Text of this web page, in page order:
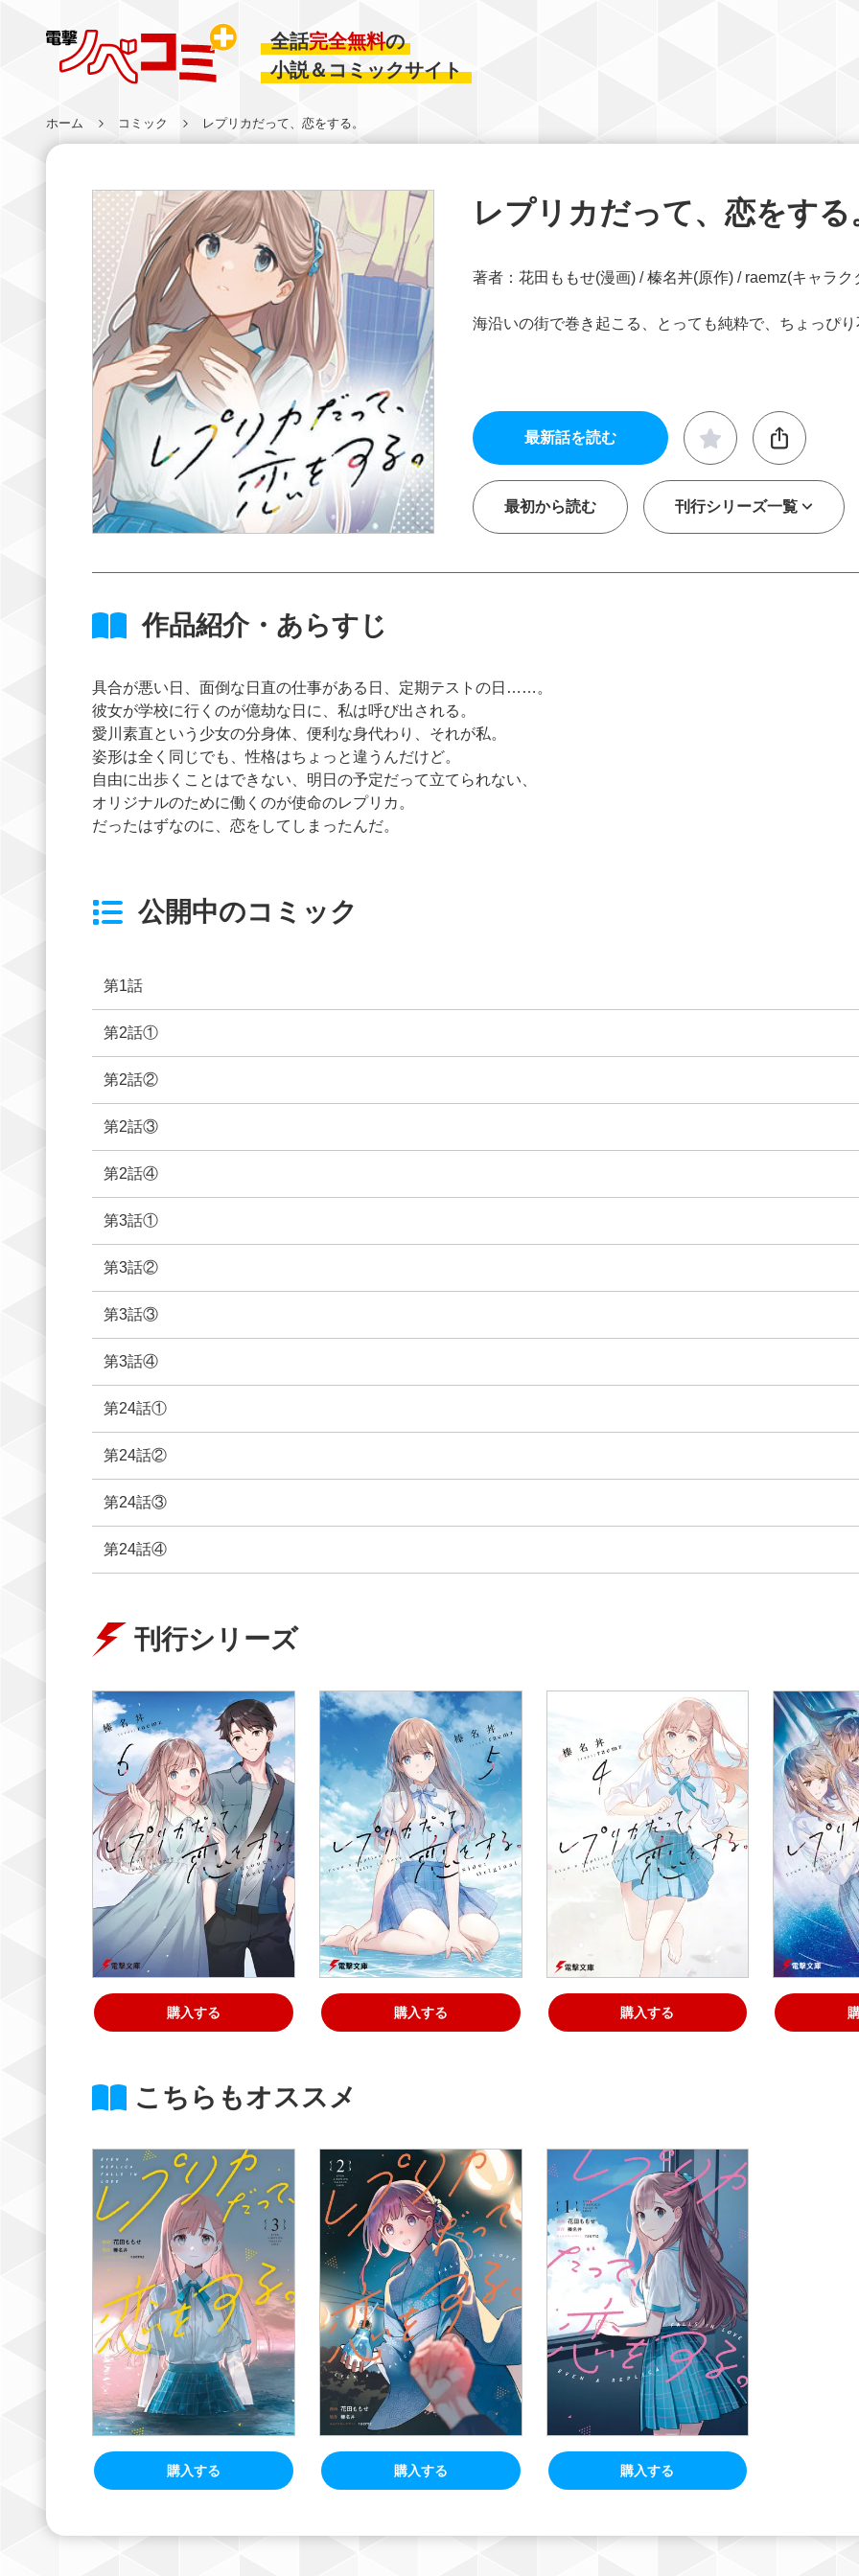
全話完全無料の
小説＆コミックサイト
ホーム コミック レプリカだって、恋をする。
レプリカだって、恋をする
著者：花田ももせ(漫画) / 榛名丼(原作) / raemz(キャラク
海沿いの街で巻き起こる、とっても純粋で、ちょっぴ
最新話を読む
最初から読む 刊行シリーズ一覧
作品紹介・あらすじ
具合が悪い日、面倒な日直の仕事がある日、定期テストの日……。
彼女が学校に行くのが億劫な日に、私は呼び出される。
愛川素直という少女の分身体、便利な身代わり、それが私。
姿形は全く同じでも、性格はちょっと違うんだけど。
自由に出歩くことはできない、明日の予定だって立てられない、
オリジナルのために働くのが使命のレプリカ。
だったはずなのに、恋をしてしまったんだ。
公開中のコミック
第1話
第2話①
第2話②
第2話③
第2話④
第3話①
第3話②
第3話③
第3話④
第24話①
第24話②
第24話③
第24話④
刊行シリーズ
購入する 購入する 購入する
こちらもオススメ
購入する 購入する 購入する